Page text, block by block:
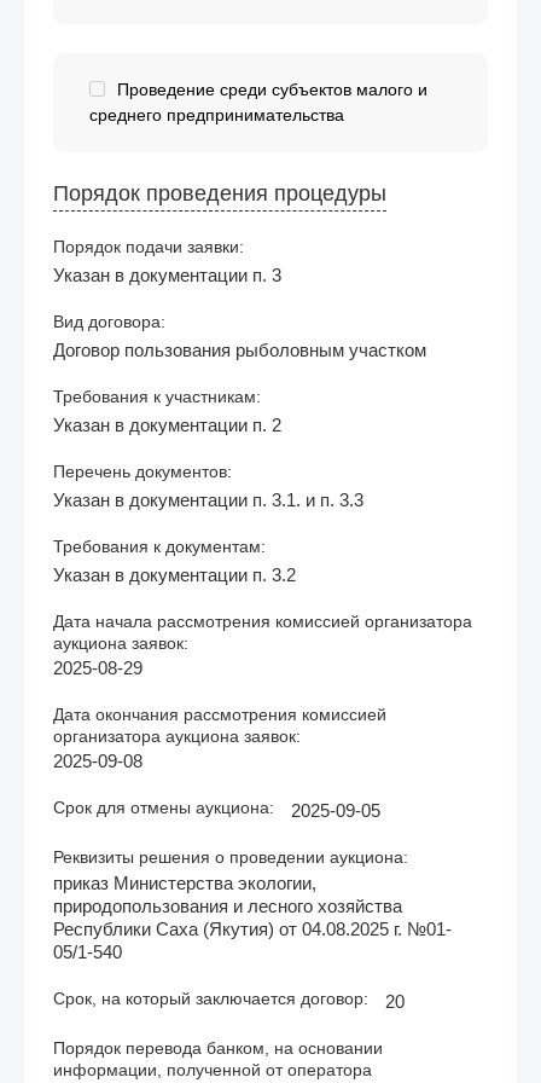
Проведение среди субъектов малого и
среднего предпринимательства
Порядок проведения процедуры
Порядок подачи заявки:
Указан в документации п. 3
Вид договора:
Договор пользования рыболовным участком
Требования к участникам:
Указан в документации п. 2
Перечень документов:
Указан в документации п. 3.1. и п. 3.3
Требования к документам:
Указан в документации п. 3.2
Дата начала рассмотрения комиссией организатора
аукциона заявок:
2025-08-29
Дата окончания рассмотрения комиссией
организатора аукциона заявок:
2025-09-08
Срок для отмены аукциона: 2025-09-05
Реквизиты решения о проведении аукциона:
приказ Министерства экологии,
природопользования и лесного хозяйства
Республики Саха (Якутия) от 04.08.2025 г. №01-
05/1-540
Срок, на который заключается договор: 20
Порядок перевода банком, на основании
информации, полученной от оператора